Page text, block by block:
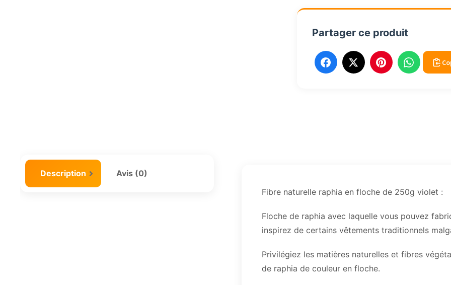
Partager ce produit
Description
Avis (0)
Fibre naturelle raphia en floche de 250g violet :
Floche de raphia avec laquelle vous pouvez
inspirez de certains vêtements traditionnels
Privilégiez les matières naturelles et fibres
de raphia de couleur en floche.